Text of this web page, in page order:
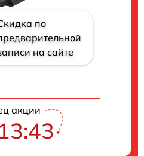
по
на сайте
акции